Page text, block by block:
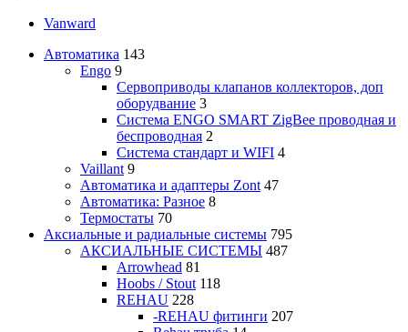
Vanward
Автоматика 143
Engo 9
Сервоприводы клапанов коллекторов, доп
оборудвание 3
Система ENGO SMART ZigBee проводная и
беспроводная 2
Система стандарт и WIFI 4
Vaillant 9
Автоматика и адаптеры Zont 47
Автоматика: Разное 8
Термостаты 70
Аксиальные и радиальные системы 795
АКСИАЛЬНЫЕ СИСТЕМЫ 487
Arrowhead 81
Hoobs / Stout 118
REHAU 228
-REHAU фитинги 207